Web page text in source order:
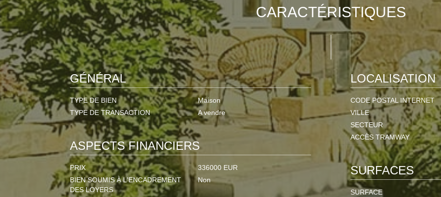
CARACTÉRISTIQUES
GÉNÉRAL
TYPE DE BIEN
Maison
TYPE DE TRANSACTION
A vendre
LOCALISATION
CODE POSTAL INTERNET
VILLE
SECTEUR
ACCÈS TRAMWAY
ASPECTS FINANCIERS
PRIX
336000 EUR
BIEN SOUMIS À L'ENCADREMENT
DES LOYERS
Non
SURFACES
SURFACE